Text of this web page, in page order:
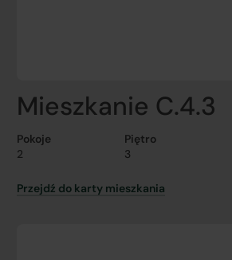
Mieszkanie C.4.3
Pokoje
2
Piętro
3
Przejdź do karty mieszkania